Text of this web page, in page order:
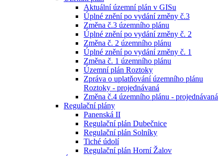
Aktuální územní plán v GISu
Úplné znění po vydání změny č.3
Změna č.3 územního plánu
Úplné znění po vydání změny č. 2
Změna č. 2 územního plánu
Úplné znění po vydání změny č. 1
Změna č. 1 územního plánu
Územní plán Roztoky
Zpráva o uplatňování územního plánu
Roztoky - projednávaná
Změna č.4 územního plánu - projednávaná
Regulační plány
Panenská II
Regulační plán Dubečnice
Regulační plán Solníky
Tiché údolí
Regulační plán Horní Žalov